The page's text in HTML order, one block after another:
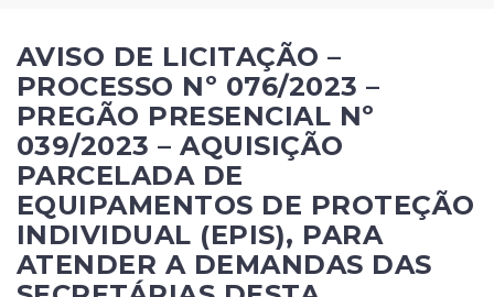
AVISO DE LICITAÇÃO –
PROCESSO Nº 076/2023 –
PREGÃO PRESENCIAL Nº
039/2023 – AQUISIÇÃO
PARCELADA DE
EQUIPAMENTOS DE PROTEÇÃO
INDIVIDUAL (EPIS), PARA
ATENDER A DEMANDAS DAS